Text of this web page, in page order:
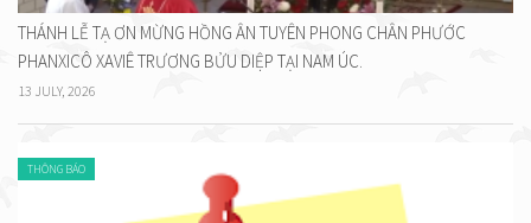
THÁNH LỄ TẠ ƠN MỪNG HỒNG ÂN TUYÊN PHONG CHÂN PHƯỚC
PHANXICÔ XAVIÊ TRƯƠNG BỬU DIỆP TẠI NAM ÚC.
13 JULY, 2026
THÔNG BÁO